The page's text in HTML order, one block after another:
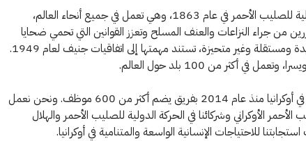
1) تأسست اللجنة الدولية للصليب الأحمر في عام 1863، وهي تعمل في جميع أنحاء العالم،
من جراء النزاعات والعنف المسلح وتعزز القوانين التي تحمي ضحايا
الحرب. وهي منظمة محايدة ومستقلة وغير متحيزة، تستند مهمتها إلى اتفاقيات جنيف لعام 1949.
في أكثر من 100 بلد حول العالم.
2) تعمل اللجنة الدولية في أوكرانيا منذ عام 2014 بفريق يضم أكثر من 600 موظف. ونحن نعمل
الأوكراني وشركائنا في الحركة الدولية للصليب الأحمر والهلال
للاحتياجات الإنسانية الواسعة والمتنامية في أوكرانيا.